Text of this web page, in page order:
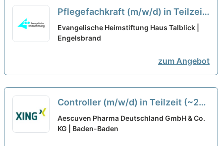
Pflegefachkraft (m/w/d) in Teilzeit
(max. 32 Std./Woche) - Ein
Arbeitgeber nach Deinen
Evangelische Heimstiftung Haus Talblick |
Engelsbrand
zum Angebot
Controller (m/w/d) in Teilzeit (~20
Std./Woche) neu
Aescuven Pharma Deutschland GmbH & Co.
KG | Baden-Baden